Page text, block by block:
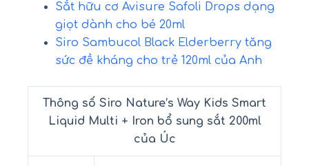
Sắt hữu cơ Avisure Safoli Drops dạng
giọt dành cho bé 20ml
Siro Sambucol Black Elderberry tăng
sức đề kháng cho trẻ 120ml của Anh
Thông số Siro Nature’s Way Kids Smart
Liquid Multi + Iron bổ sung sắt 200ml
của Úc